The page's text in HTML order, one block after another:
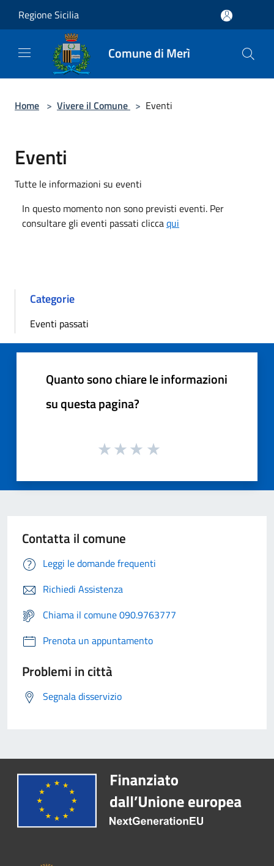
Regione Sicilia
Comune di Merì
Home > Vivere il Comune > Eventi
Eventi
Tutte le informazioni su eventi
In questo momento non sono previsti eventi. Per
consultare gli eventi passati cliccaqui
Categorie
Eventi passati
Quanto sono chiare le informazioni
su questa pagina?
Contatta il comune
Leggi le domande frequenti
Richiedi Assistenza
Chiama il comune 090.9763777
Prenota un appuntamento
Problemi in città
Segnala disservizio